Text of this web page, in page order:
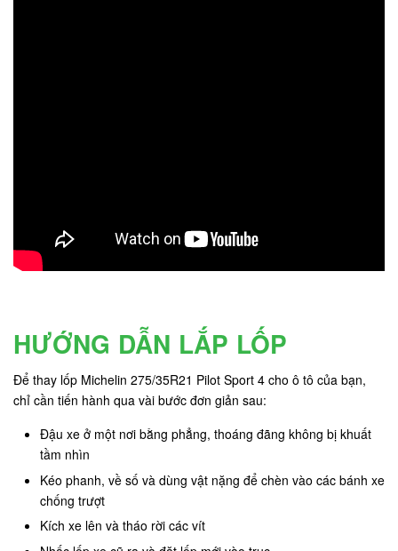
HƯỚNG DẪN LẮP LỐP
Để thay lốp Michelin 275/35R21 Pilot Sport 4 cho ô tô của bạn,
chỉ cần tiến hành qua vài bước đơn giản sau:
Đậu xe ở một nơi bằng phẳng, thoáng đãng không bị khuất
tầm nhìn
Kéo phanh, về số và dùng vật nặng để chèn vào các bánh xe
chống trượt
Kích xe lên và tháo rời các vít